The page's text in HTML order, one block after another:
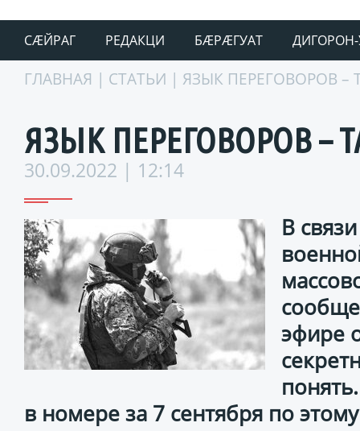
СÆЙРАГ РЕДАКЦИ БÆРÆГУАТ ДИГОРОН-
ГЛАВНАЯ | СТАТЬИ | ЯЗЫК ПЕРЕГОВОРОВ –
ЯЗЫК ПЕРЕГОВОРОВ –
30.09.2022 | 12:14
В
эфире
в номере за 7 сентября по